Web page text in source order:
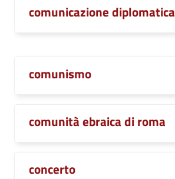
comunicazione diplomatica
comunismo
comunità ebraica di roma
concerto